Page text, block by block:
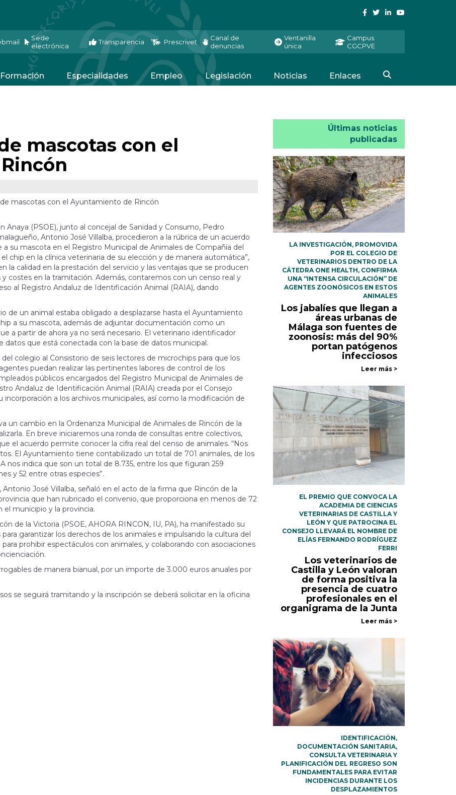
Sede
electrónica
Transparencia Prescrivet
Canal de
denuncias
Ventanilla
única
Campus
CGCPVE
Formación Especialidades Empleo Legislación Noticias Enlaces
mascotas con el
Anaya (PSOE), junto al concejal de Sanidad y Consumo, Pedro
Antonio José Villalba, procedieron a la rúbrica de un acuerdo
su mascota en el Registro Municipal de Animales de Compañía del
chip en la clínica veterinaria de su elección y de manera automática”,
la calidad en la prestación del servicio y las ventajas que se producen
costes en la tramitación. Además, contaremos con un censo real y
al Registro Andaluz de Identificación Animal (RAIA), dando
de un animal estaba obligado a desplazarse hasta el Ayuntamiento
a su mascota, además de adjuntar documentación como un
a partir de ahora ya no será necesario. El veterinario identificador
datos que está conectada con la base de datos municipal.
colegio al Consistorio de seis lectores de microchips para que los
puedan realizar las pertinentes labores de control de los
públicos encargados del Registro Municipal de Animales de
Andaluz de Identificación Animal (RAIA) creada por el Consejo
a los archivos municipales, así como la modificación de
un cambio en la Ordenanza Municipal de Animales de Rincón de la
En breve iniciaremos una ronda de consultas entre colectivos,
el acuerdo permite conocer la cifra real del censo de animales. “Nos
El Ayuntamiento tiene contabilizado un total de 701 animales, de los
nos indica que son un total de 8.735, entre los que figuran 259
y 52 entre otras especies”.
José Villalba, señaló en el acto de la firma que Rincón de la
que han rubricado el convenio, que proporciona en menos de 72
el municipio y la provincia.
de la Victoria (PSOE, AHORA RINCON, IU, PA), ha manifestado su
garantizar los derechos de los animales e impulsando la cultura del
prohibir espectáculos con animales, y colaborando con asociaciones
de manera bianual, por un importe de 3.000 euros anuales por
se seguirá tramitando y la inscripción se deberá solicitar en la oficina
Últimas noticias
publicadas
LA INVESTIGACIÓN, PROMOVIDA
POR EL COLEGIO DE
VETERINARIOS DENTRO DE LA
CÁTEDRA ONE HEALTH, CONFIRMA
UNA “INTENSA CIRCULACIÓN” DE
AGENTES ZOONÓSICOS EN ESTOS
ANIMALES
Los jabalíes que llegan a
áreas urbanas de
Málaga son fuentes de
zoonosis: más del 90%
portan patógenos
infecciosos
Leer más >
EL PREMIO QUE CONVOCA LA
ACADEMIA DE CIENCIAS
VETERINARIAS DE CASTILLA Y
LEÓN Y QUE PATROCINA EL
CONSEJO LLEVARÁ EL NOMBRE DE
ELÍAS FERNANDO RODRÍGUEZ
FERRI
Los veterinarios de
Castilla y León valoran
de forma positiva la
presencia de cuatro
profesionales en el
organigrama de la Junta
Leer más >
IDENTIFICACIÓN,
DOCUMENTACIÓN SANITARIA,
CONSULTA VETERINARIA Y
PLANIFICACIÓN DEL REGRESO SON
FUNDAMENTALES PARA EVITAR
INCIDENCIAS DURANTE LOS
DESPLAZAMIENTOS